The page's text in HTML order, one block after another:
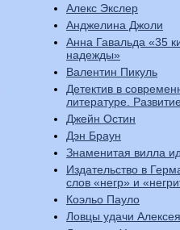
Алекс Экслер
Анджелина Джоли
Анна Гавальда «35
надежды»
Валентин Пикуль
Детектив в
литературе.
Джейн Остин
Дэн Браун
Знаменитая вилла
Издательство в
слов «негр» и
Коэльо Пауло
Ловцы удачи